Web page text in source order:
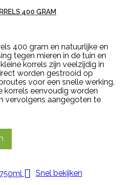
400 GRAM
400 gram en natuurlijke en
tegen mieren in de tuin en
korrels zijn veelzijdig in
worden gestrooid op
voor een snelle werking.
korrels eenvoudig worden
vervolgens aangegoten te
 Snel bekijken